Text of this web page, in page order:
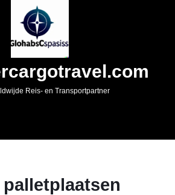
Reis- en Transportpartner
palletplaatsen